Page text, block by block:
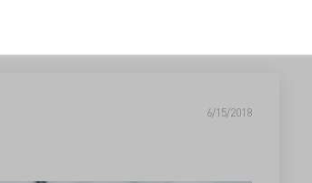
6/15/2018